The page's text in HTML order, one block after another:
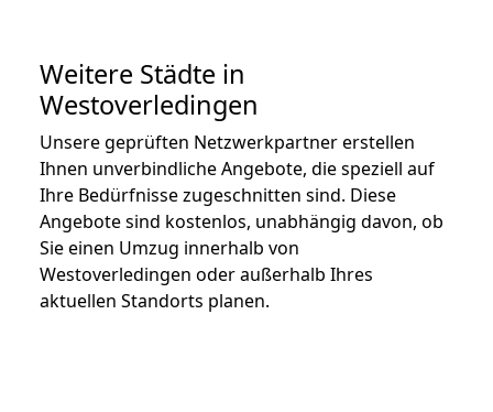
Weitere Städte in
Westoverledingen
Unsere geprüften Netzwerkpartner erstellen
Ihnen unverbindliche Angebote, die speziell auf
Ihre Bedürfnisse zugeschnitten sind. Diese
Angebote sind kostenlos, unabhängig davon, ob
Sie einen Umzug innerhalb von
Westoverledingen oder außerhalb Ihres
aktuellen Standorts planen.